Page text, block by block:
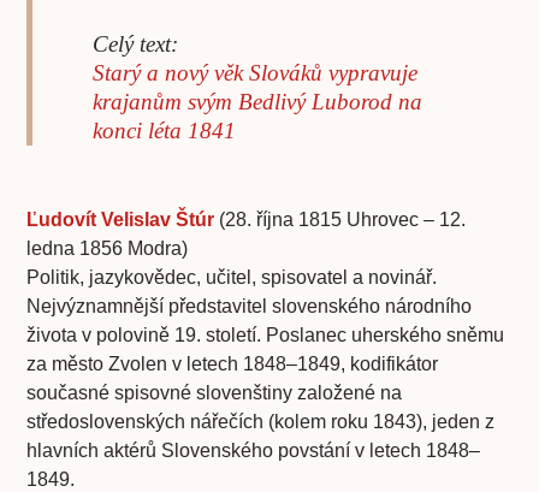
Celý text:
Starý a nový věk Slováků vypravuje
krajanům svým Bedlivý Luborod na
konci léta 1841
Ľudovít Velislav Štúr (28. října 1815 Uhrovec – 12.
ledna 1856 Modra)
Politik, jazykovědec, učitel, spisovatel a novinář.
Nejvýznamnější představitel slovenského národního
života v polovině 19. století. Poslanec uherského sněmu
za město Zvolen v letech 1848–1849, kodifikátor
současné spisovné slovenštiny založené na
středoslovenských nářečích (kolem roku 1843), jeden z
hlavních aktérů Slovenského povstání v letech 1848–
1849.